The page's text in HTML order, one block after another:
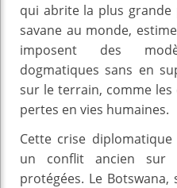
qui abrite la plus grande
savane au monde,
imposent des
dogmatiques sans en
sur le terrain, comme
pertes en vies humaines.
Cette crise
un conflit ancien sur
protégées. Le